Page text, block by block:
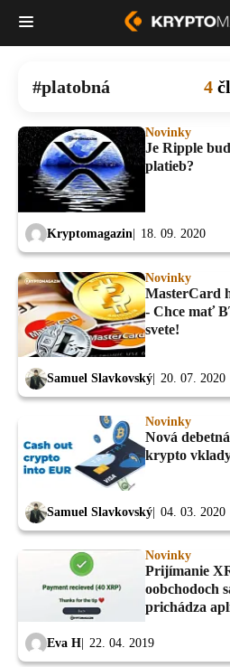
platobná 4
Novinky
Je Ripple
platieb?
Kryptomagazin 18. 09. 2020
Novinky
MasterCard
- Chce mať
svete!
Samuel Slavkovský 20. 07. 2020
Novinky
Nová
krypto
Samuel Slavkovský 04. 03. 2020
Novinky
Prijímanie
oobchodoch
prichádza
Eva H 22. 04. 2019